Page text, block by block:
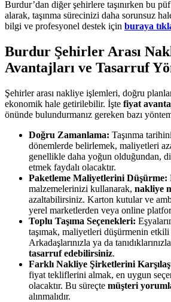
Burdur’dan diğer şehirlere taşınırken bu
alarak, taşınma sürecinizi daha sorunsuz
bilgi ve profesyonel destek için buraya
Burdur Şehirler Arası
Avantajları ve Tasarruf
Şehirler arası nakliye işlemleri, doğru
ekonomik hale getirilebilir. İşte fiyat
önünde bulundurmanız gereken bazı
Doğru Zamanlama: Taşınma
dönemlerde belirlemek, maliyetleri
genellikle daha yoğun olduğundan,
etmek faydalı olacaktır.
Paketleme Maliyetlerini Düşürme:
malzemelerinizi kullanarak, nakliye
azaltabilirsiniz. Karton kutular ve
yerel marketlerden veya online
Toplu Taşıma Seçenekleri:
taşımak, maliyetleri düşürmenin
Arkadaşlarınızla ya da
tasarruf edebilirsiniz.
Farklı Nakliye Şirketlerini
fiyat tekliflerini almak, en uygun
olacaktır. Bu süreçte müşteri
alınmalıdır.